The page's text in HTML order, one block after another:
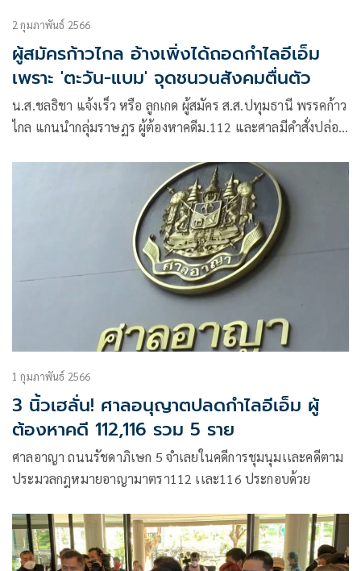
2 กุมภาพันธ์ 2566
ผู้สมัครก้าวไกล อ้างเพิ่งได้ถอดกำไลอีเอ็ม
เพราะ 'ตะวัน-แบม' จุดชนวนสังคมตื่นตัว
น.ส.ชลธิชา แจ้งเร็ว หรือ ลูกเกด ผู้สมัคร ส.ส.ปทุมธานี พรรคก้าว
ไกล แกนนำกลุ่มราษฏร ผู้ต้องหาคดีม.112 และศาลมีคำสั่งปล่อย
1 กุมภาพันธ์ 2566
3 นิ้วเฮลั่น! ศาลอนุญาตปลดกำไลอีเอ็ม ผู้
ต้องหาคดี 112,116 รวม 5 ราย
ศาลอาญา ถนนรัชดาภิเษก 5 จำเลยในคดีการชุมนุมเเละคดีตาม
ประมวลกฎหมายอาญามาตรา112 เเละ116 ประกอบด้วย